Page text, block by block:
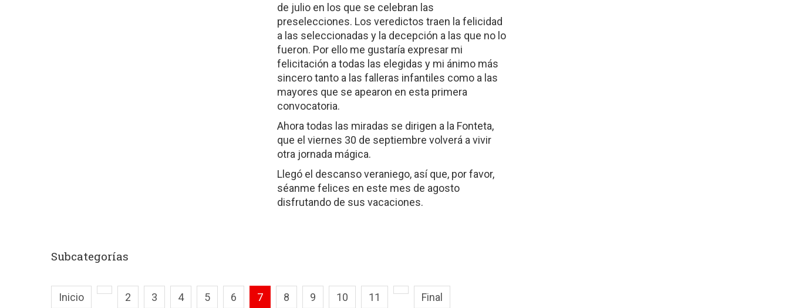
de julio en los que se celebran las
preselecciones. Los veredictos traen la felicidad
a las seleccionadas y la decepción a las que no lo
fueron. Por ello me gustaría expresar mi
felicitación a todas las elegidas y mi ánimo más
sincero tanto a las falleras infantiles como a las
mayores que se apearon en esta primera
convocatoria.
Ahora todas las miradas se dirigen a la Fonteta,
que el viernes 30 de septiembre volverá a vivir
otra jornada mágica.
Llegó el descanso veraniego, así que, por favor,
séanme felices en este mes de agosto
disfrutando de sus vacaciones.
Subcategorías
Inicio 2 3 4 5 6 7 8 9 10 11
Final